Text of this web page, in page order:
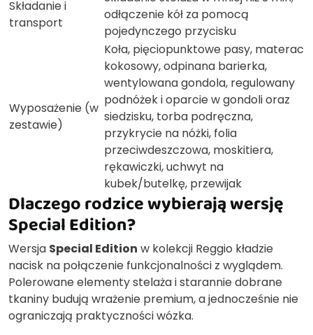
Składanie i
transport
odłączenie kół za pomocą
pojedynczego przycisku
Wyposażenie (w
zestawie)
Koła, pięciopunktowe pasy, materac
kokosowy, odpinana barierka,
wentylowana gondola, regulowany
podnóżek i oparcie w gondoli oraz
siedzisku, torba podręczna,
przykrycie na nóżki, folia
przeciwdeszczowa, moskitiera,
rękawiczki, uchwyt na
kubek/butelkę, przewijak
Dlaczego rodzice wybierają wersję
Special Edition?
Wersja Special Edition w kolekcji Reggio kładzie
nacisk na połączenie funkcjonalności z wyglądem.
Polerowane elementy stelaża i starannie dobrane
tkaniny budują wrażenie premium, a jednocześnie nie
ograniczają praktyczności wózka.